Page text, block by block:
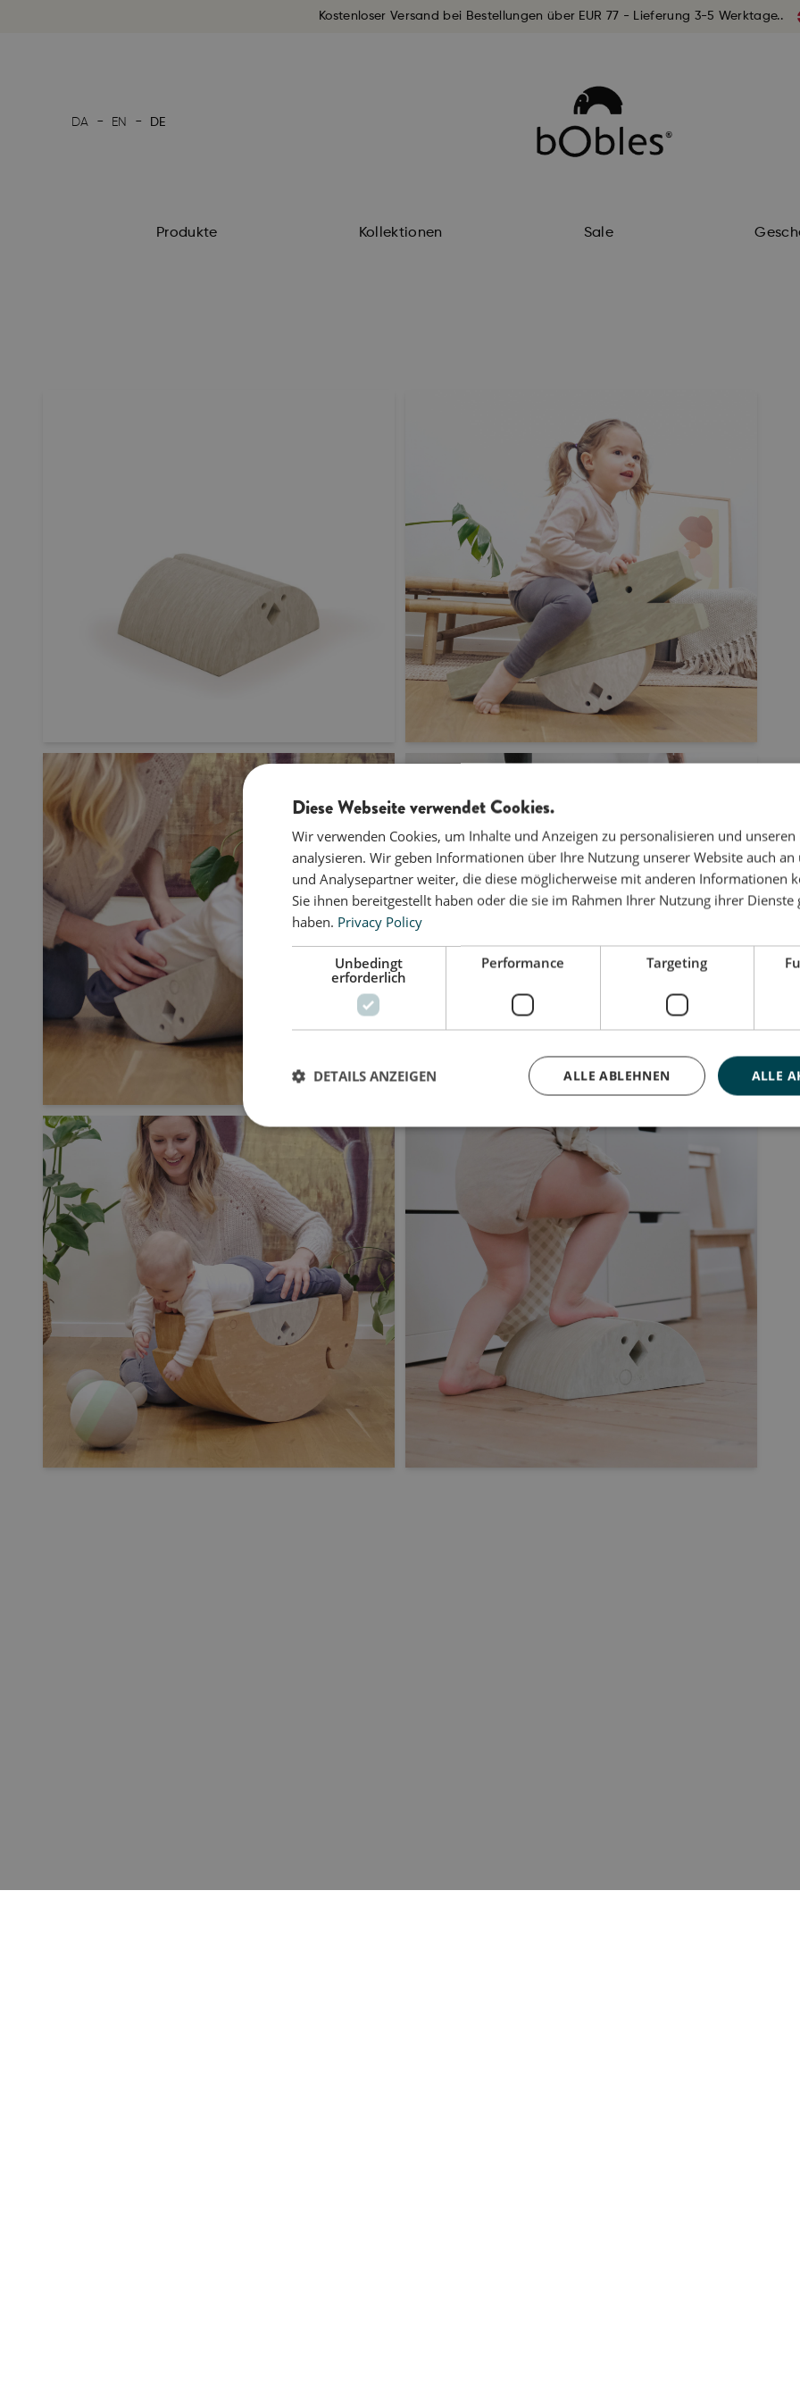
Kostenloser Versand bei Bestellungen über EUR 77 - Lieferung 3-5 Werktage..
DA - EN - DE
Produkte Kollektionen Sale
Diese Webseite verwendet Cookies.
Wir verwenden Cookies, um Inhalte und Anzeigen zu personalisieren und
analysieren. Wir geben Informationen über Ihre Nutzung unserer Website auch an
und Analysepartner weiter, die diese möglicherweise mit anderen Informationen
Sie ihnen bereitgestellt haben oder die sie im Rahmen Ihrer Nutzung ihrer Dienste
haben. Privacy Policy
Unbedingt
erforderlich
Performance Targeting
ALLE
ALLE ABLEHNEN
DETAILS ANZEIGEN